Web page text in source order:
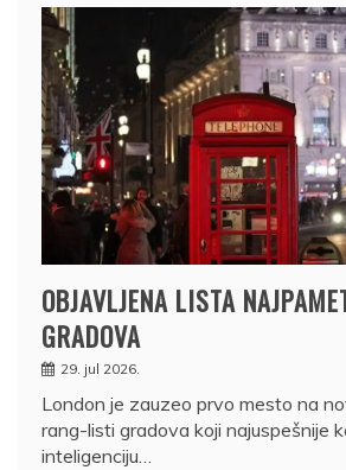
OBJAVLJENA LISTA
GRADOVA
29. jul 2026.
London je zauzeo prvo mesto na
rang-listi gradova koji najuspešnije
inteligenciju…